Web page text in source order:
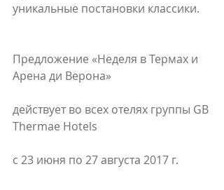
уникальные постановки классики.
Предложение «Неделя в Термах и
Арена ди Верона»
действует во всех отелях группы GB
Thermae Hotels
с 23 июня по 27 августа 2017 г.